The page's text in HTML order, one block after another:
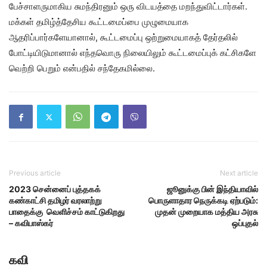
பேச்சாளருமாகிய சுமந்திரனும் ஒரு விடயத்தை மறந்துவிட்டார்கள்.
மக்கள் தமிழ்த்தேசிய கூட்டமைப்பை முழுமையாக
ஆதரிப்பார்களேயானால், கூட்டமைப்பு ஒற்றுமையாகத் தேர்தலில்
போட்டியிடுமானால் எந்தவொரு நிலையிலும் கூட்டமைப்புக் கட்சிகளே
வெற்றி பெறும் என்பதில் சந்தேகமில்லை.
Previous article
2023 சென்னைப் புத்தகக்
கண்காட்சி தமிழர் வரலாற்று
பாதைக்கு வெளிச்சம் காட்டுகிறது
– கவிபாஸ்கர்
Next article
ஜூனுக்கு பின் இந்தியாவில்
பொருளாதார நெருக்கடி ஏற்படும்:
முதன் முறையாக மத்திய அரசு
ஒப்புதல்
கவி